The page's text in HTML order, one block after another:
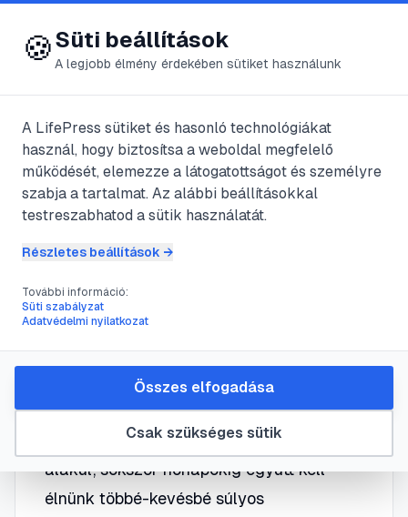
😍 LifePress
@rejoice
2025. július 16. 3 perc olvasás
Váratlan helyzetek
a terhesség során
#aggodalmak
Mindenki gondtalan, egészséges
terhességről álmodozik, ám ha ez nem így
alakul, sokszor hónapokig együtt kell
élnünk többé-kevésbé súlyos
🍪Süti beállítások
A legjobb élmény érdekében sütiket használunk
A LifePress sütiket és hasonló technológiákat
használ, hogy biztosítsa a weboldal megfelelő
működését, elemezze a látogatottságot és személyre
szabja a tartalmat. Az alábbi beállításokkal
testreszabhatod a sütik használatát.
Részletes beállítások →
További információ:
Süti szabályzat
Adatvédelmi nyilatkozat
Csak szükséges sütik
Összes elfogadása